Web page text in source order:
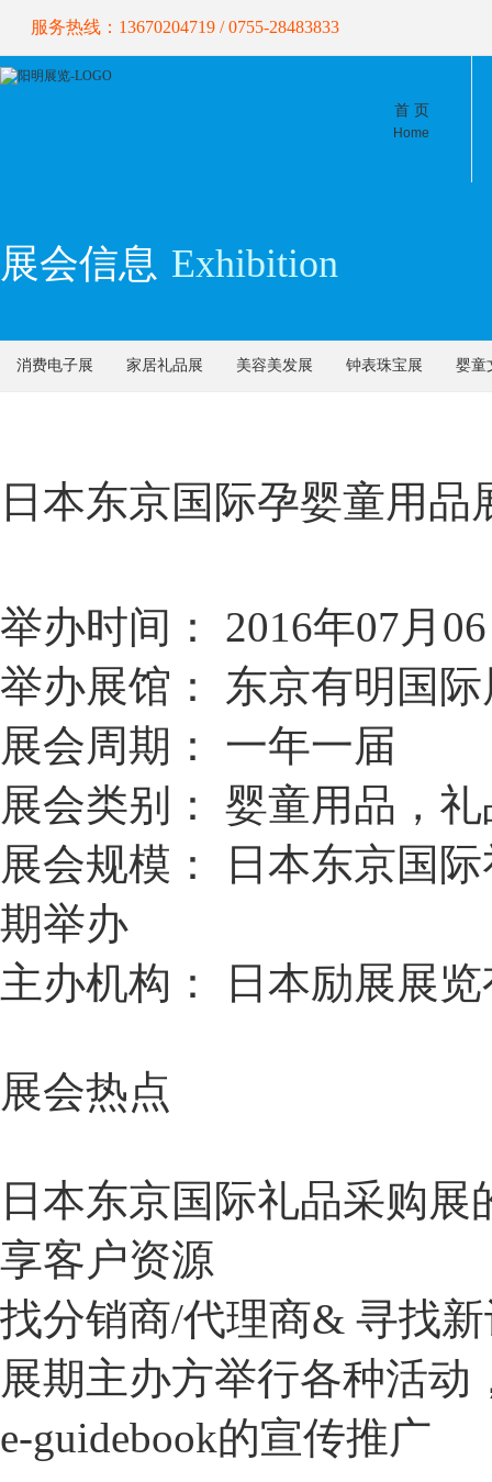
服务热线：13670204719 / 0755-28483833
首 页
Home
展会信息 Exhibition
消费电子展 家居礼品展 美容美发展 钟表珠宝展 婴童
日本东京国际孕婴童用品
举办时间： 2016年07月
举办展馆： 东京有明国
展会周期： 一年一届
展会类别： 婴童用品，
展会规模： 日本东京国
期举办
主办机构： 日本励展展
展会热点
日本东京国际礼品采购
享客户资源
找分销商/代理商& 寻找
展期主办方举行各种活
e-guidebook的宣传推广